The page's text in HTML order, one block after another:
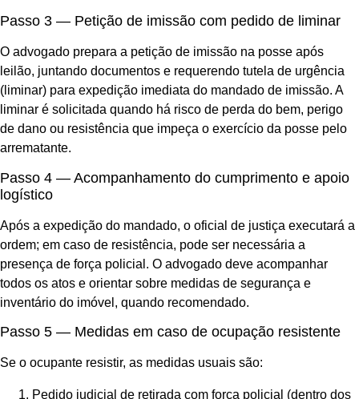
Passo 3 — Petição de imissão com pedido de liminar
O advogado prepara a petição de imissão na posse após
leilão, juntando documentos e requerendo tutela de urgência
(liminar) para expedição imediata do mandado de imissão. A
liminar é solicitada quando há risco de perda do bem, perigo
de dano ou resistência que impeça o exercício da posse pelo
arrematante.
Passo 4 — Acompanhamento do cumprimento e apoio
logístico
Após a expedição do mandado, o oficial de justiça executará a
ordem; em caso de resistência, pode ser necessária a
presença de força policial. O advogado deve acompanhar
todos os atos e orientar sobre medidas de segurança e
inventário do imóvel, quando recomendado.
Passo 5 — Medidas em caso de ocupação resistente
Se o ocupante resistir, as medidas usuais são:
Pedido judicial de retirada com força policial (dentro dos